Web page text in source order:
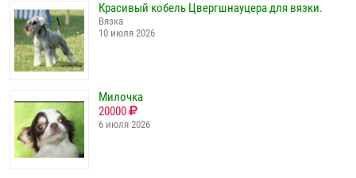
Красивый кобель Цвергшнауцера для вязки.
Вязка
10 июля 2026
Милочка
20000
6 июля 2026